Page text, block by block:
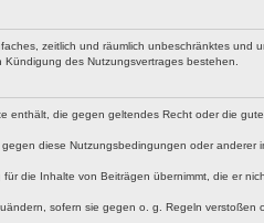
zeitlich und räumlich unbeschränktes und
des Nutzungsvertrages bestehen.
enthält, die gegen geltendes Recht oder die
diese Nutzungsbedingungen oder
die Inhalte von Beiträgen übernimmt, die er
sofern sie gegen o. g. Regeln verstoßen